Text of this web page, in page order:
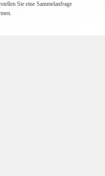
Sie eine Sammelanfrage